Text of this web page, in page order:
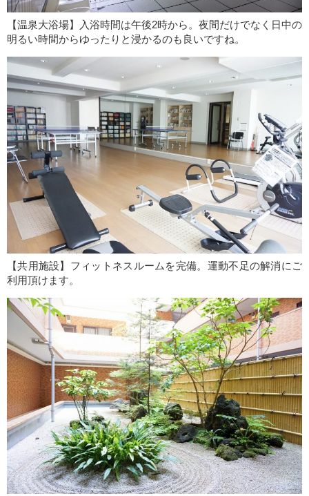
【温泉大浴場】入浴時間は午後2時から。夜間だけでなく日中の
明るい時間からゆったりと浸かるのも良いですね。
【共用施設】フィットネスルームを完備。運動不足の解消にご
利用頂けます。